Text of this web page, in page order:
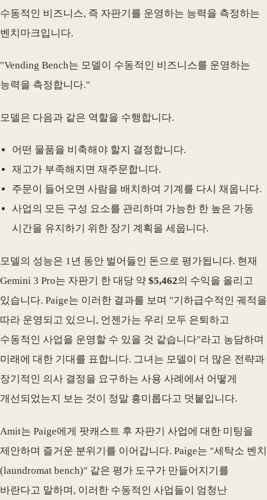
수동적인 비즈니스, 즉 자판기를 운영하는 능력을 측정하는
벤치마크입니다.
"Vending Bench는 모델이 수동적인 비즈니스를 운영하는
능력을 측정합니다."
모델은 다음과 같은 역할을 수행합니다.
어떤 물품을 비축해야 할지 결정합니다.
재고가 부족해지면 재주문합니다.
주문이 들어오면 사람을 배치하여 기계를 다시 채웁니다.
사업의 모든 구성 요소를 관리하며 가능한 한 높은 가동
시간을 유지하기 위한 장기 계획을 세웁니다.
모델의 성능은 1년 동안 벌어들인 돈으로 평가됩니다. 현재
Gemini 3 Pro는 자판기 한 대당 약 $5,462의 수익을 올리고
있습니다. Paige는 이러한 결과를 보며 "기하급수적인 궤적을
따라 운영되고 있으니, 언젠가는 우리 모두 은퇴하고
수동적인 사업을 운영할 수 있을 것 같습니다"라고 농담하며
미래에 대한 기대를 표합니다. 그녀는 모델이 더 많은 전략과
장기적인 의사 결정을 요구하는 사용 사례에서 어떻게
개선되었는지 보는 것이 정말 흥미롭다고 덧붙입니다.
Amit는 Paige에게 팟캐스트 후 자판기 사업에 대한 미팅을
제안하며 즐거운 분위기를 이어갑니다. Paige는 "세탁소 벤치
(laundromat bench)" 같은 평가 도구가 만들어지기를
바란다고 말하며, 이러한 수동적인 사업들이 엄청난